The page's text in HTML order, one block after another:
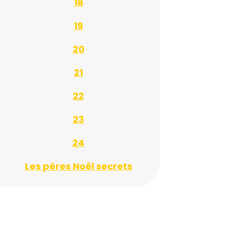
19
20
21
22
23
24
Les pères Noël secrets